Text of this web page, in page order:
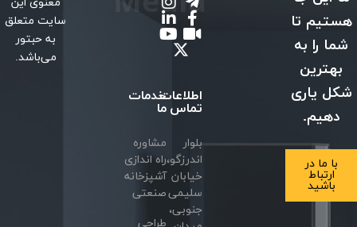
هستیم تا
شما را به
بهترین
شکل یاری
دهیم.
با ما در
ارتباط
باشید
اطلاعات
تماس
بلوار
اندرزگو،
خیابان
سلیمی
جنوبی،
خدمات
ما
مشاوره
راه اندازی
آشپزخانه
صنعتی
طراحی
سایت متعلق
به حبتور
می‌باشد.